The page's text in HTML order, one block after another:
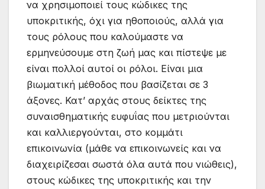
να χρησιμοποιεί τους κώδικες της
υποκριτικής, όχι για ηθοποιούς, αλλά για
τους ρόλους που καλούμαστε να
ερμηνεύσουμε στη ζωή μας και πίστεψε με
είναι πολλοί αυτοί οι ρόλοι. Είναι μια
βιωματική μέθοδος που βασίζεται σε 3
άξονες. Κατ’ αρχάς στους δείκτες της
συναισθηματικής ευφυΐας που μετριούνται
και καλλιεργούνται, στο κομμάτι
επικοινωνία (μάθε να επικοινωνείς και να
διαχειρίζεσαι σωστά όλα αυτά που νιώθεις),
στους κώδικες της υποκριτικής και την